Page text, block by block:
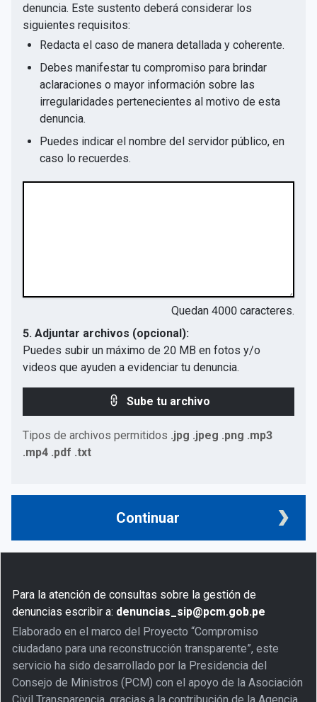
denuncia. Este sustento deberá considerar los
siguientes requisitos:
Redacta el caso de manera detallada y coherente.
Debes manifestar tu compromiso para brindar
aclaraciones o mayor información sobre las
irregularidades pertenecientes al motivo de esta
denuncia.
Puedes indicar el nombre del servidor público, en
caso lo recuerdes.
Quedan 4000 caracteres.
5. Adjuntar archivos (opcional):
Puedes subir un máximo de 20 MB en fotos y/o
videos que ayuden a evidenciar tu denuncia.
Sube tu archivo
Tipos de archivos permitidos .jpg .jpeg .png .mp3
.mp4 .pdf .txt
Continuar
Para la atención de consultas sobre la gestión de
denuncias escribir a: denuncias_sip@pcm.gob.pe
Elaborado en el marco del Proyecto “Compromiso
ciudadano para una reconstrucción transparente”, este
servicio ha sido desarrollado por la Presidencia del
Consejo de Ministros (PCM) con el apoyo de la Asociación